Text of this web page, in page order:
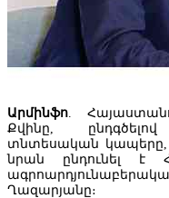
Արմինֆո .
Քվինը,
տնտեսական կապերը,
նրան ընդունել է
Ղազարյանը։